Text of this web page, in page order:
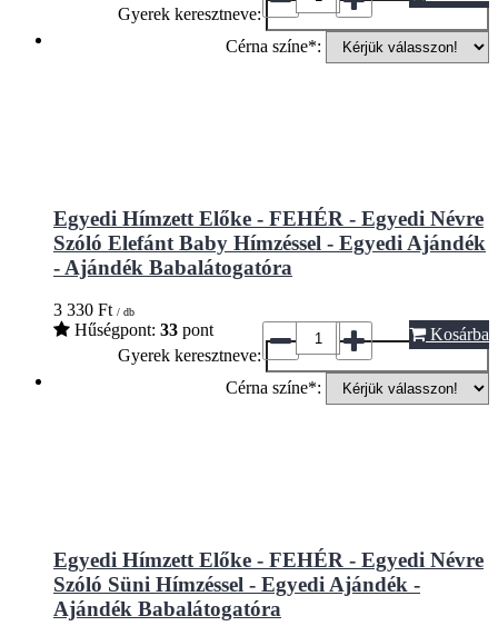
Gyerek keresztneve:
Cérna színe*:
Egyedi Hímzett Előke - FEHÉR - Egyedi Névre
Szóló Elefánt Baby Hímzéssel - Egyedi Ajándék
- Ajándék Babalátogatóra
3 330 Ft / db
Hűségpont: 33 pont
Gyerek keresztneve:
Cérna színe*:
Kosárba
Egyedi Hímzett Előke - FEHÉR - Egyedi Névre
Szóló Süni Hímzéssel - Egyedi Ajándék -
Ajándék Babalátogatóra